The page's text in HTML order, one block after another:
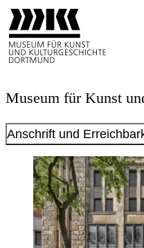
Museum für Kunst
Anschrift und